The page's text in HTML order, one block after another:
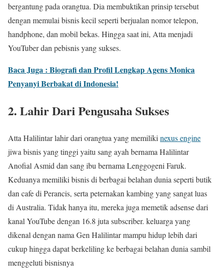
bergantung pada orangtua. Dia membuktikan prinsip tersebut
dengan memulai bisnis kecil seperti berjualan nomor telepon,
handphone, dan mobil bekas. Hingga saat ini, Atta menjadi
YouTuber dan pebisnis yang sukses.
Baca Juga : Biografi dan Profil Lengkap Agens Monica
Penyanyi Berbakat di Indonesia!
2. Lahir Dari Pengusaha Sukses
Atta Halilintar lahir dari orangtua yang memiliki nexus engine
jiwa bisnis yang tinggi yaitu sang ayah bernama Halilintar
Anofial Asmid dan sang ibu bernama Lenggogeni Faruk.
Keduanya memiliki bisnis di berbagai belahan dunia seperti butik
dan cafe di Perancis, serta peternakan kambing yang sangat luas
di Australia. Tidak hanya itu, mereka juga memetik adsense dari
kanal YouTube dengan 16.8 juta subscriber. keluarga yang
dikenal dengan nama Gen Halilintar mampu hidup lebih dari
cukup hingga dapat berkeliling ke berbagai belahan dunia sambil
menggeluti bisnisnya